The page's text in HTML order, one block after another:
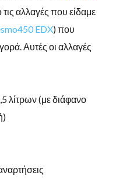
αλλαγές που είδαμε
EDX) που
Αυτές οι αλλαγές
λίτρων (με διάφανο